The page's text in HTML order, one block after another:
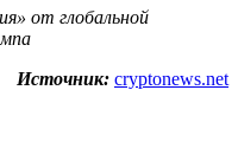
от глобальной
Источник: cryptonews.net